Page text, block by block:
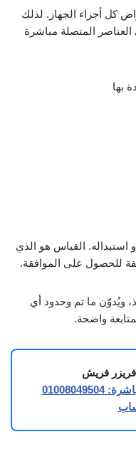
كل أجزاء الجهاز. لذلك
المتصلة مباشرة
بها
استبداله. القياس هو الذي
للحصول على الموافقة.
ويُدوّن ما تم وحدود أي
واضحة.
فريش